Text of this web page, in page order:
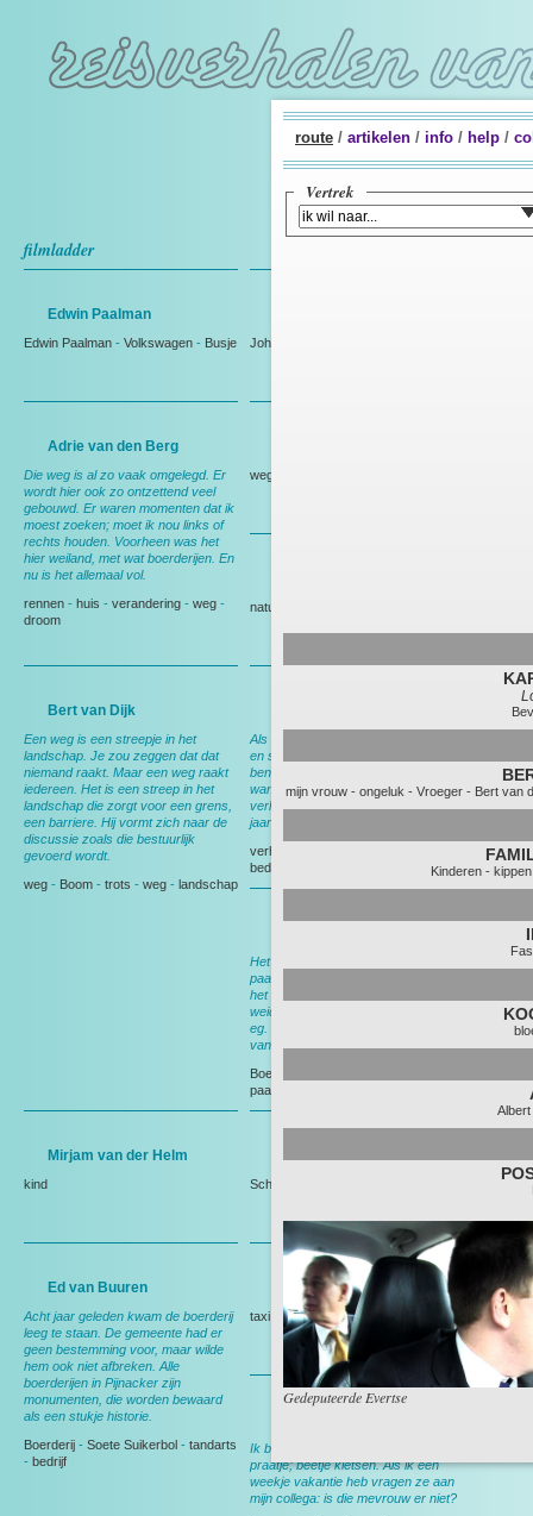
route / artikelen / info / help /
Gedeputeerde Evertse
mijn vrouw- ongeluk - Vroeger- Bert van
Kinderen- kippen
Albert
Vertrek
filmladder
Edwin Paalman
Edwin Paalman - Volkswagen - Busje Johan Westmaas
Adrie van den Berg
Die weg is al zo vaak omgelegd. Er
wordt hier ook zo ontzettend veel
gebouwd. Er waren momenten dat ik
moest zoeken; moet ik nou links of
rechts houden. Voorheen was het
hier weiland, met wat boerderijen. En
nu is het allemaal vol.
rennen - huis - verandering - weg -
droom
weg
natuur
Bert van Dijk
Een weg is een streepje in het
landschap. Je zou zeggen dat dat
niemand raakt. Maar een weg raakt
iedereen. Het is een streep in het
landschap die zorgt voor een grens,
een barriere. Hij vormt zich naar de
discussie zoals die bestuurlijk
gevoerd wordt.
weg - Boom - trots - weg - landschap
Als ik hier rij denk ik aan ruimte, rust
en schapen. En aan thuis, want dan
ben ik op weg naar huis. Nog wel,
want over een maand ga ik
verhuizen, dan heb ik deze weg 15
jaar gereden.
verhuizen
bedrijf
Het meeste werk werd nog met het
paard gedaan. In het voorjaar werd
het land klaargemaakt voor het
weideseizoen. Met het paard voor de
eg. Ik liep er naast en zocht nestjes
van weidevogels.
Boerderij
paarden
Mirjam van der Helm
kind Schaap
Ed van Buuren
Acht jaar geleden kwam de boerderij
leeg te staan. De gemeente had er
geen bestemming voor, maar wilde
hem ook niet afbreken. Alle
boerderijen in Pijnacker zijn
monumenten, die worden bewaard
als een stukje historie.
Boerderij - Soete Suikerbol - tandarts
- bedrijf
Jasper Vermeer
taxi
Ik ben altijd vrolijk, maak graag een
praatje; beetje kletsen. Als ik een
weekje vakantie heb vragen ze aan
mijn collega: is die mevrouw er niet?